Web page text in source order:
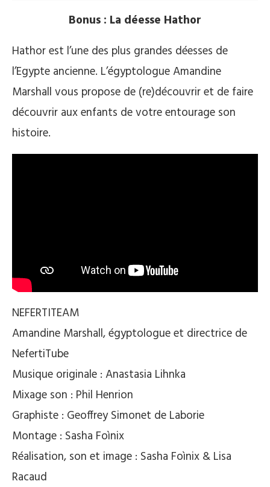
Bonus : La déesse Hathor
Hathor est l’une des plus grandes déesses de
l’Egypte ancienne. L’égyptologue Amandine
Marshall vous propose de (re)découvrir et de faire
découvrir aux enfants de votre entourage son
histoire.
NEFERTITEAM
Amandine Marshall, égyptologue et directrice de
NefertiTube
Musique originale : Anastasia Lihnka
Mixage son : Phil Henrion
Graphiste : Geoffrey Simonet de Laborie
Montage : Sasha Foìnix
Réalisation, son et image : Sasha Foìnix & Lisa
Racaud